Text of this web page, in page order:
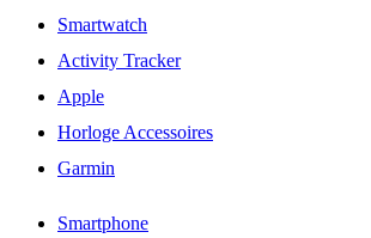
Smartwatch
Activity Tracker
Apple
Horloge Accessoires
Garmin
Smartphone